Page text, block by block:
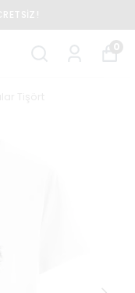
3 Taksit
0